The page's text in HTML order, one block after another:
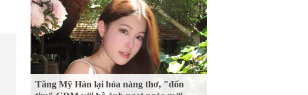
Tăng Mỹ Hàn lại hóa nàng thơ, "đốn